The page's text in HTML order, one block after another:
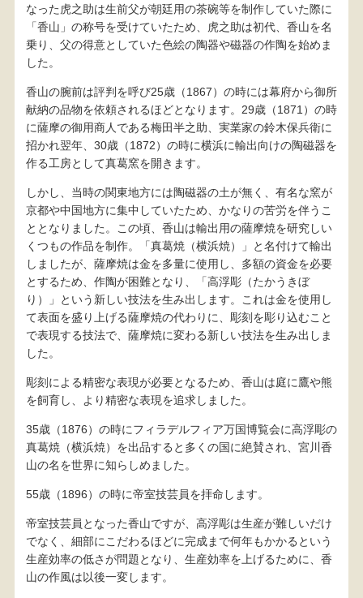
なった虎之助は生前父が朝廷用の茶碗等を制作していた際に
「香山」の称号を受けていたため、虎之助は初代、香山を名
乗り、父の得意としていた色絵の陶器や磁器の作陶を始めま
した。
香山の腕前は評判を呼び25歳（1867）の時には幕府から御所
献納の品物を依頼されるほどとなります。29歳（1871）の時
に薩摩の御用商人である梅田半之助、実業家の鈴木保兵衛に
招かれ翌年、30歳（1872）の時に横浜に輸出向けの陶磁器を
作る工房として真葛窯を開きます。
しかし、当時の関東地方には陶磁器の土が無く、有名な窯が
京都や中国地方に集中していたため、かなりの苦労を伴うこ
ととなりました。この頃、香山は輸出用の薩摩焼を研究しい
くつもの作品を制作。「真葛焼（横浜焼）」と名付けて輸出
しましたが、薩摩焼は金を多量に使用し、多額の資金を必要
とするため、作陶が困難となり、「高浮彫（たかうきぼ
り）」という新しい技法を生み出します。これは金を使用し
て表面を盛り上げる薩摩焼の代わりに、彫刻を彫り込むこと
で表現する技法で、薩摩焼に変わる新しい技法を生み出しま
した。
彫刻による精密な表現が必要となるため、香山は庭に鷹や熊
を飼育し、より精密な表現を追求しました。
35歳（1876）の時にフィラデルフィア万国博覧会に高浮彫の
真葛焼（横浜焼）を出品すると多くの国に絶賛され、宮川香
山の名を世界に知らしめました。
55歳（1896）の時に帝室技芸員を拝命します。
帝室技芸員となった香山ですが、高浮彫は生産が難しいだけ
でなく、細部にこだわるほどに完成まで何年もかかるという
生産効率の低さが問題となり、生産効率を上げるために、香
山の作風は以後一変します。